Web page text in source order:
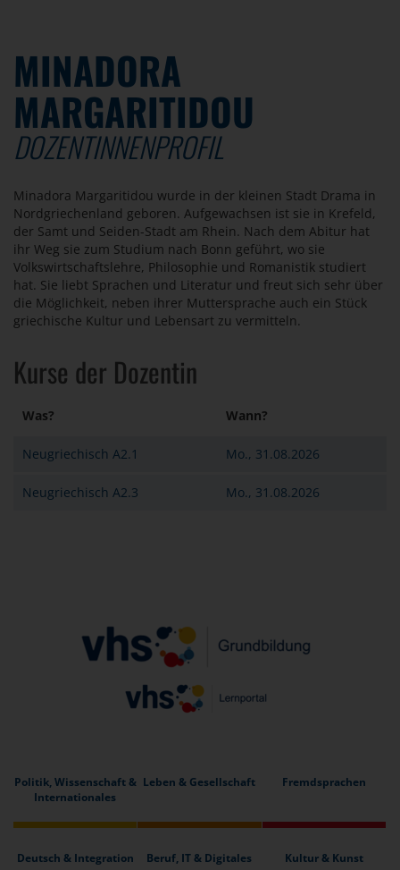
MINADORA
MARGARITIDOU
DOZENTINNENPROFIL
Minadora Margaritidou wurde in der kleinen Stadt Drama in
Nordgriechenland geboren. Aufgewachsen ist sie in Krefeld,
der Samt und Seiden-Stadt am Rhein. Nach dem Abitur hat
ihr Weg sie zum Studium nach Bonn geführt, wo sie
Volkswirtschaftslehre, Philosophie und Romanistik studiert
hat. Sie liebt Sprachen und Literatur und freut sich sehr über
die Möglichkeit, neben ihrer Muttersprache auch ein Stück
griechische Kultur und Lebensart zu vermitteln.
Kurse der Dozentin
Was? Wann?
Neugriechisch A2.1 Mo., 31.08.2026
Neugriechisch A2.3 Mo., 31.08.2026
Politik, Wissenschaft &
Internationales
Leben & Gesellschaft Fremdsprachen
Deutsch & Integration Beruf, IT & Digitales Kultur & Kunst